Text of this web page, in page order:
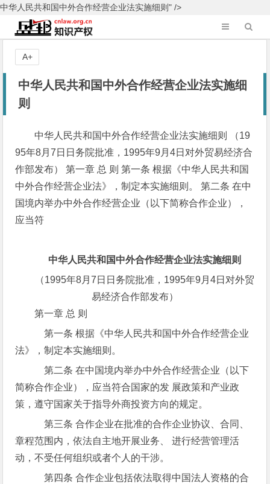
中华人民共和国中外合作经营企业法实施细则" />
中华人民共和国中外合作经营企业法实施细
则
中华人民共和国中外合作经营企业法实施细则 （19
95年8月7日日务院批准，1995年9月4日对外贸易经济合
作部发布） 第一章 总 则 第一条 根据《中华人民共和国
中外合作经营企业法》，制定本实施细则。 第二条 在中
国境内举办中外合作经营企业（以下简称合作企业），
应当符
中华人民共和国中外合作经营企业法实施细则
（1995年8月7日日务院批准，1995年9月4日对外贸
易经济合作部发布）
第一章 总 则
第一条 根据《中华人民共和国中外合作经营企业
法》，制定本实施细则。
第二条 在中国境内举办中外合作经营企业（以下
简称合作企业），应当符合国家的发 展政策和产业政
策，遵守国家关于指导外商投资方向的规定。
第三条 合作企业在批准的合作企业协议、合同、
章程范围内，依法自主地开展业务、 进行经营管理活
动，不受任何组织或者个人的干涉。
第四条 合作企业包括依法取得中国法人资格的合
A+